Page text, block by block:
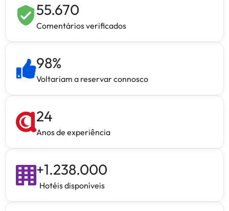
55.670
Comentários verificados
98%
Voltariam a reservar connosco
24
Anos de experiência
+1.238.000
Hotéis disponíveis